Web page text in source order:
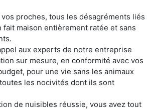
vos proches, tous les désagréments liés
fait maison entièrement ratée et sans
aux experts de notre entreprise
sur mesure, en conformité avec vos
pour une vie sans les animaux
les nocivités dont ils sont
de nuisibles réussie, vous avez tout